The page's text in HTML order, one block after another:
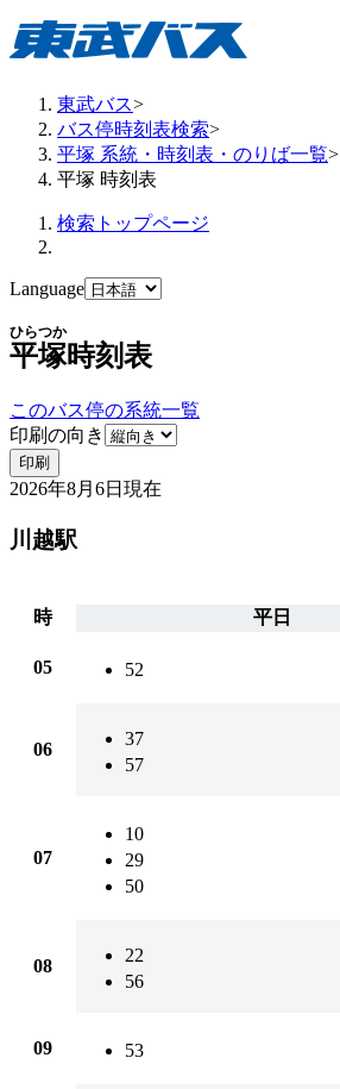
東武バス>
バス停時刻表検索>
平塚 系統・時刻表・のりば一覧>
平塚 時刻表
検索トップページ
Language
平塚
ひらつか
時刻表
このバス停の系統一覧
印刷の向き
印刷
2026年8月6日 現在
川越駅
時
平日
05 52
06
37
57
07
10
29
50
08
22
56
09 53